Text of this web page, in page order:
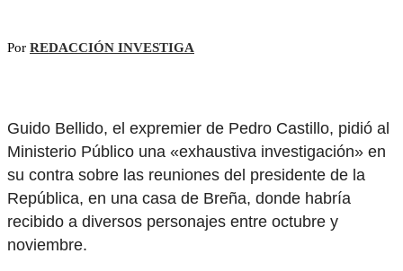
Por REDACCIÓN INVESTIGA
Guido Bellido, el expremier de Pedro Castillo, pidió al
Ministerio Público una «exhaustiva investigación» en
su contra sobre las reuniones del presidente de la
República, en una casa de Breña, donde habría
recibido a diversos personajes entre octubre y
noviembre.